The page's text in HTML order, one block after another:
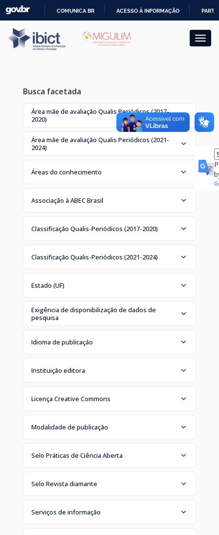
navigation
PARA
O
COMUNICA BR ACESSO À INFORMAÇÃO
Busca facetada
Área mãe de avaliação Qualis Periódicos (2017-
2020)
Área mãe de avaliação Qualis Periódicos (2021-
2024)
Áreas do conhecimento
Associação à ABEC Brasil
Classificação Qualis-Periódicos (2017-2020)
Classificação Qualis-Periódicos (2021-2024)
Estado (UF)
Exigência de disponibilização de dados de
pesquisa
Idioma de publicação
Instituição editora
Licença Creative Commons
Modalidade de publicação
Selo Práticas de Ciência Aberta
Selo Revista diamante
Serviços de informação